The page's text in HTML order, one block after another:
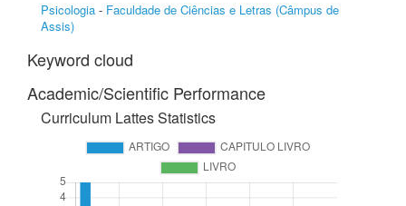
Psicologia - Faculdade de Ciências e Letras (Câmpus de
Assis)
Keyword cloud
Academic/Scientific Performance
Curriculum Lattes Statistics